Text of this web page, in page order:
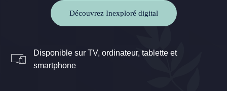
Découvrez Inexploré digital
Disponible sur TV, ordinateur, tablette et
smartphone